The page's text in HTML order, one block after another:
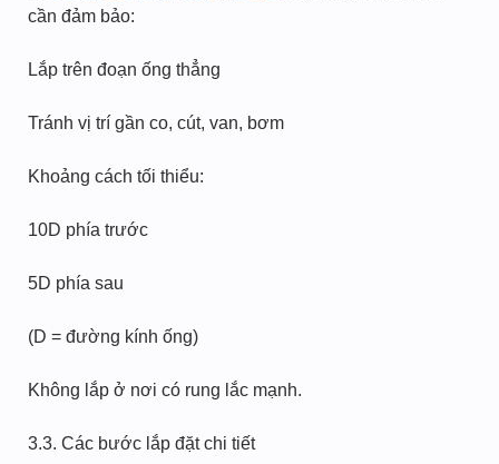
cần đảm bảo:
Lắp trên đoạn ống thẳng
Tránh vị trí gần co, cút, van, bơm
Khoảng cách tối thiểu:
10D phía trước
5D phía sau
(D = đường kính ống)
Không lắp ở nơi có rung lắc mạnh.
3.3. Các bước lắp đặt chi tiết